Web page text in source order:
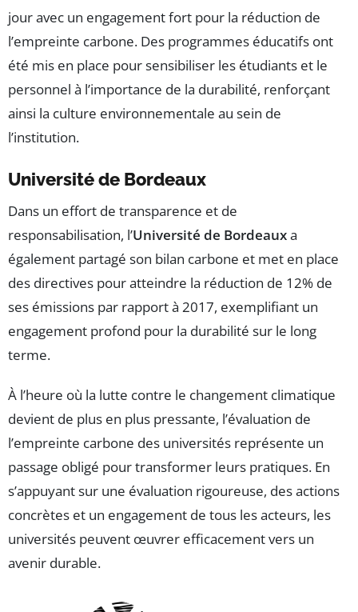
jour avec un engagement fort pour la réduction de
l’empreinte carbone. Des programmes éducatifs ont
été mis en place pour sensibiliser les étudiants et le
personnel à l’importance de la durabilité, renforçant
ainsi la culture environnementale au sein de
l’institution.
Université de Bordeaux
Dans un effort de transparence et de
responsabilisation, l’Université de Bordeauxa
également partagé son bilan carbone et met en place
des directives pour atteindre la réduction de 12% de
ses émissions par rapport à 2017, exemplifiant un
engagement profond pour la durabilité sur le long
terme.
À l’heure où la lutte contre le changement climatique
devient de plus en plus pressante, l’évaluation de
l’empreinte carbone des universités représente un
passage obligé pour transformer leurs pratiques. En
s’appuyant sur une évaluation rigoureuse, des actions
concrètes et un engagement de tous les acteurs, les
universités peuvent œuvrer efficacement vers un
avenir durable.